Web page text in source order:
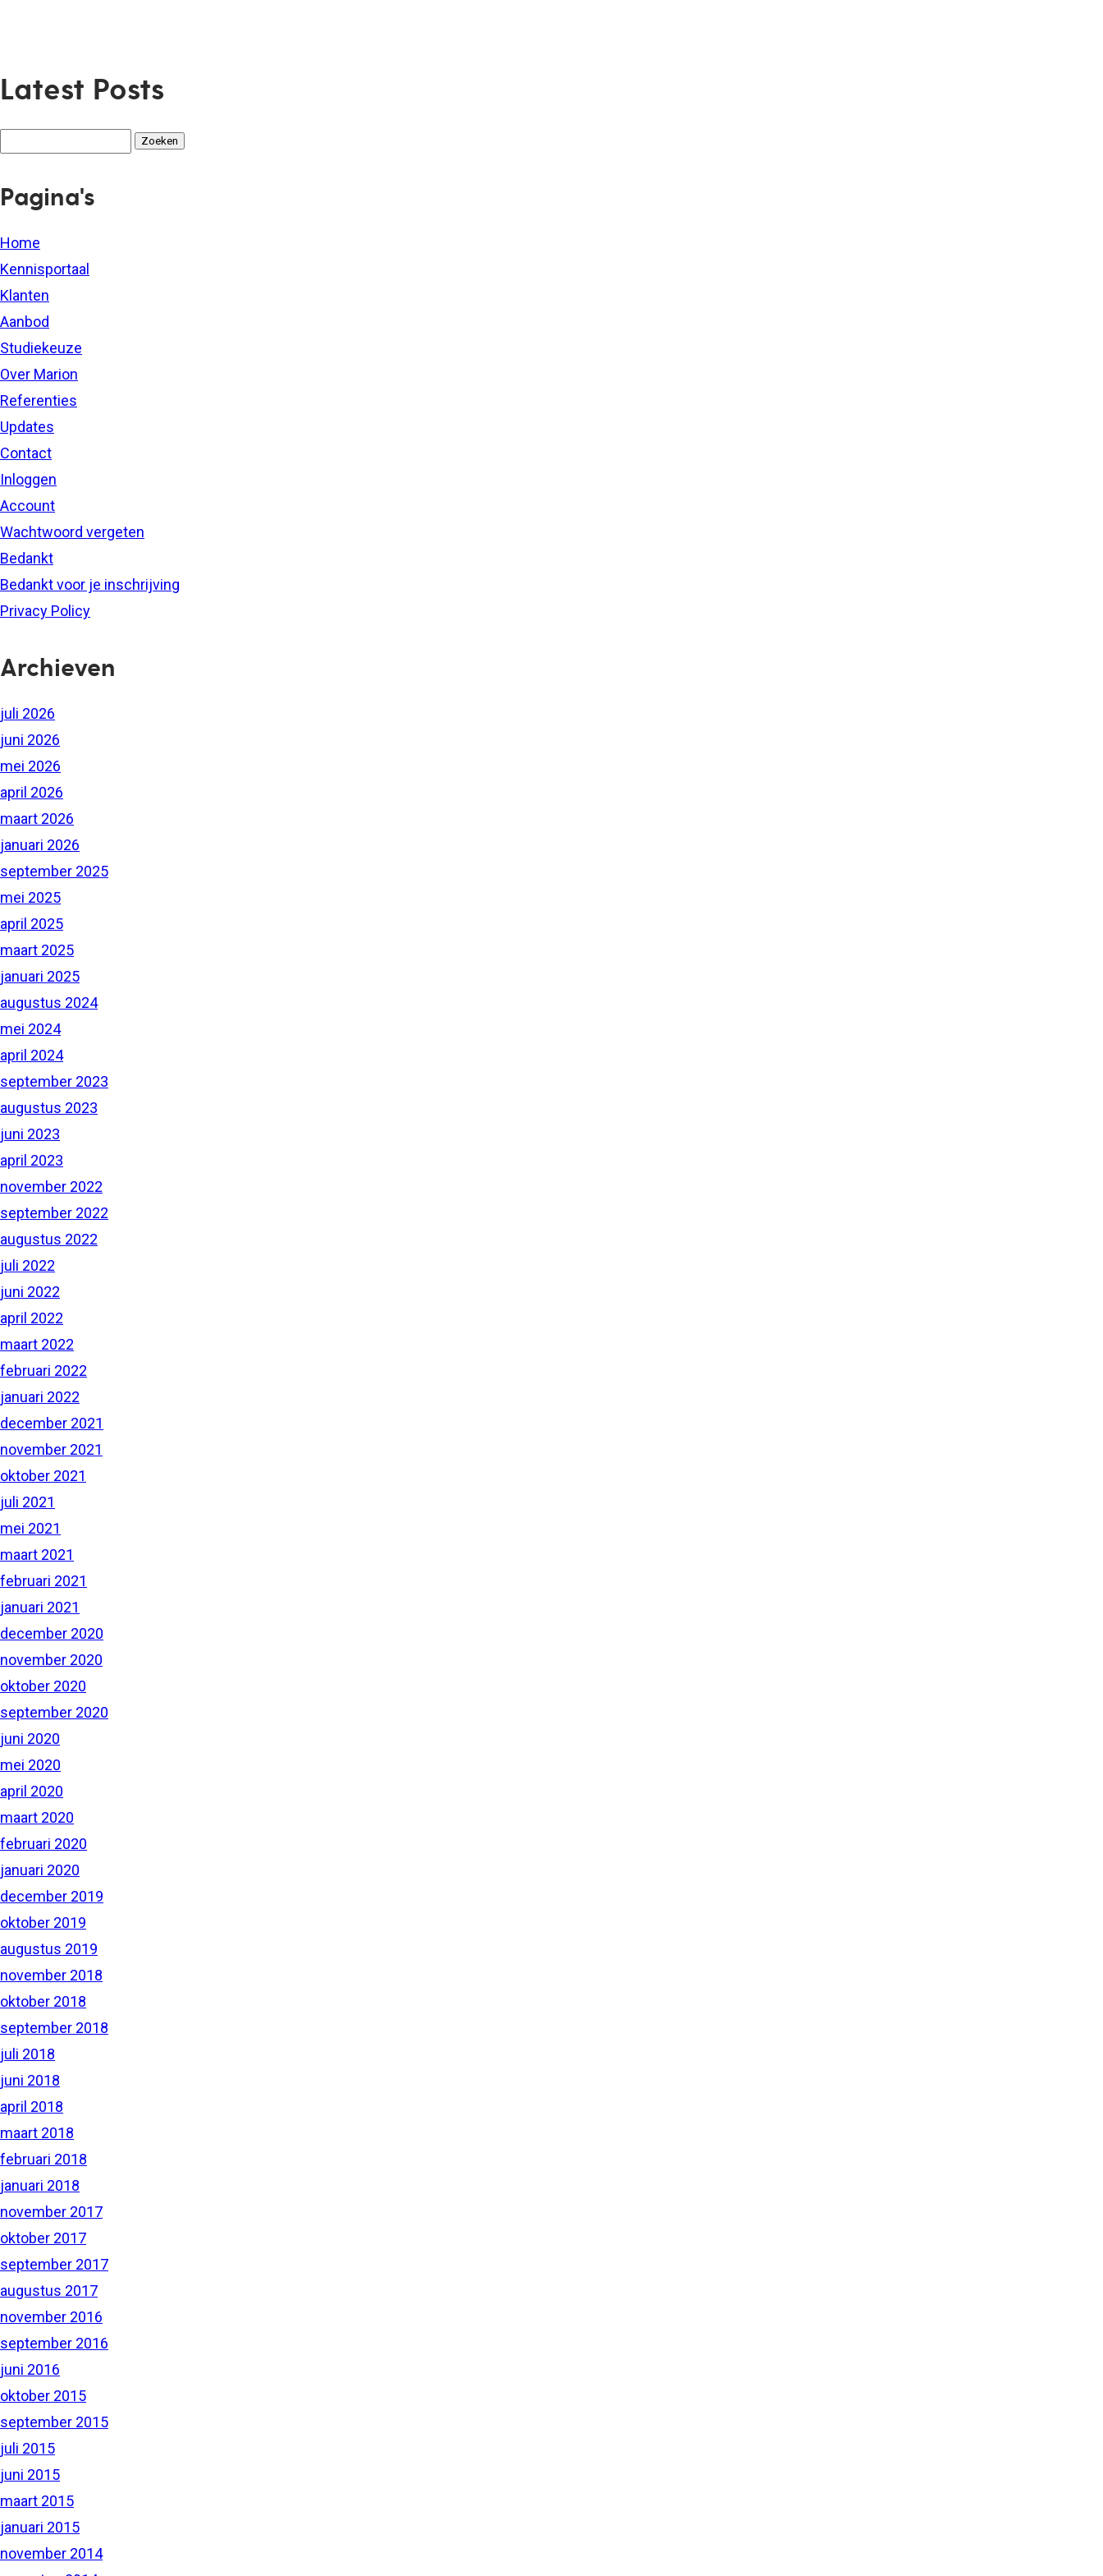
Latest Posts
Pagina's
Home
Kennisportaal
Klanten
Aanbod
Studiekeuze
Over Marion
Referenties
Updates
Contact
Inloggen
Account
Wachtwoord vergeten
Bedankt
Bedankt voor je inschrijving
Privacy Policy
Archieven
juli 2026
juni 2026
mei 2026
april 2026
maart 2026
januari 2026
september 2025
mei 2025
april 2025
maart 2025
januari 2025
augustus 2024
mei 2024
april 2024
september 2023
augustus 2023
juni 2023
april 2023
november 2022
september 2022
augustus 2022
juli 2022
juni 2022
april 2022
maart 2022
februari 2022
januari 2022
december 2021
november 2021
oktober 2021
juli 2021
mei 2021
maart 2021
februari 2021
januari 2021
december 2020
november 2020
oktober 2020
september 2020
juni 2020
mei 2020
april 2020
maart 2020
februari 2020
januari 2020
december 2019
oktober 2019
augustus 2019
november 2018
oktober 2018
september 2018
juli 2018
juni 2018
april 2018
maart 2018
februari 2018
januari 2018
november 2017
oktober 2017
september 2017
augustus 2017
november 2016
september 2016
juni 2016
oktober 2015
september 2015
juli 2015
juni 2015
maart 2015
januari 2015
november 2014